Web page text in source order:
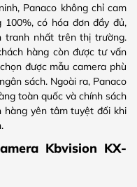
Panaco không chỉ cam
có hóa đơn đầy đủ,
tranh nhất trên thị trường.
hàng còn được tư vấn
được mẫu camera phù
sách. Ngoài ra, Panaco
toàn quốc và chính sách
hàng yên tâm tuyệt đối khi
Kbvision KX-